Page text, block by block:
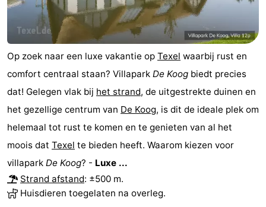
Op zoek naar een luxe vakantie op Texel waarbij rust en
comfort centraal staan? Villapark De Koog biedt precies
dat! Gelegen vlak bij het strand, de uitgestrekte duinen en
het gezellige centrum van De Koog, is dit de ideale plek om
helemaal tot rust te komen en te genieten van al het
moois dat Texel te bieden heeft. Waarom kiezen voor
villapark De Koog? - Luxe ...
Strand afstand: ±500 m.
Huisdieren toegelaten na overleg.